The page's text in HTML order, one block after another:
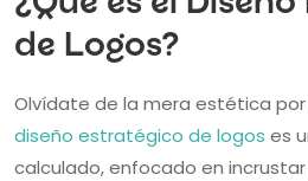
de Logos?
Olvídate de la mera estética por
diseño estratégico de logos es
calculado, enfocado en